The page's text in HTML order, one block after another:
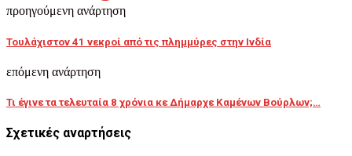
προηγούμενη ανάρτηση
Τουλάχιστον 41 νεκροί από τις πλημμύρες στην Ινδία
επόμενη ανάρτηση
Τι έγινε τα τελευταία 8 χρόνια κε Δήμαρχε Καμένων Βούρλων;…
Σχετικές αναρτήσεις